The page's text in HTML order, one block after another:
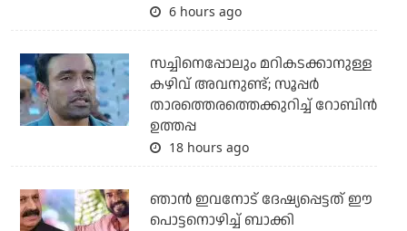
6 hours ago
സച്ചിനെപ്പോലും മറികടക്കാനുള്ള
കഴിവ് അവനുണ്ട്; സൂപ്പര്‍
താരത്തെരത്തെക്കുറിച്ച് റോബിന്‍
ഉത്തപ്പ
18 hours ago
ഞാന്‍ ഇവനോട് ദേഷ്യപ്പെട്ടത് ഈ
പൊട്ടനൊഴിച്ച് ബാക്കി